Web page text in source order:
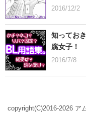
2016/12/2
知ってお
腐女子！
2016/7/8
copyright(C)2016-2026 ア